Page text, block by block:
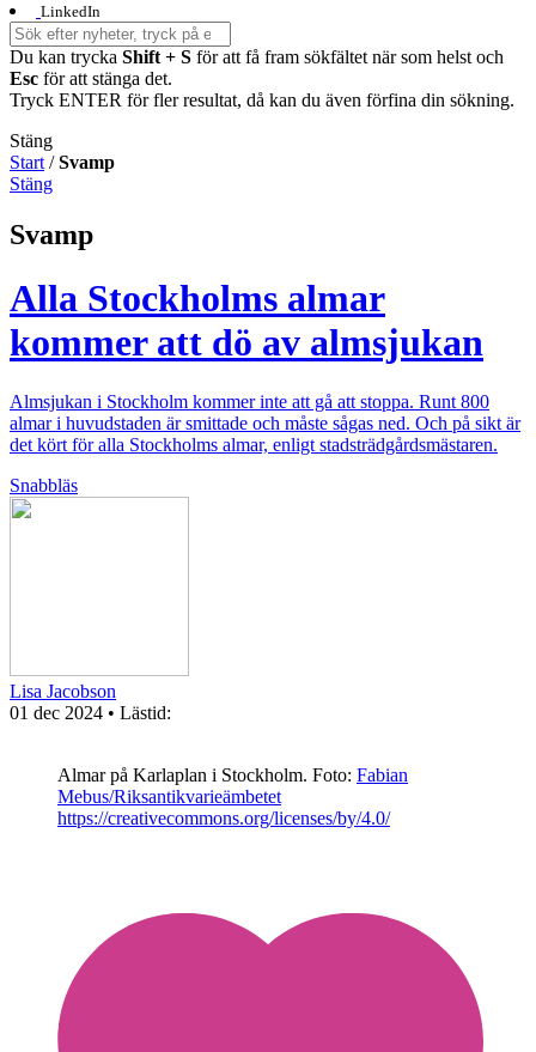
LinkedIn
Du kan trycka Shift + S för att få fram sökfältet när som helst och
Esc för att stänga det.
Tryck ENTER för fler resultat, då kan du även förfina din sökning.
Stäng
Start /Svamp
Stäng
Svamp
Alla Stockholms almar
kommer att dö av almsjukan
Almsjukan i Stockholm kommer inte att gå att stoppa. Runt 800
almar i huvudstaden är smittade och måste sågas ned. Och på sikt är
det kört för alla Stockholms almar, enligt stadsträdgårdsmästaren.
Snabbläs
Lisa Jacobson
01 dec 2024 • Lästid:
Almar på Karlaplan i Stockholm. Foto: Fabian
Mebus/Riksantikvarieämbetet
https://creativecommons.org/licenses/by/4.0/